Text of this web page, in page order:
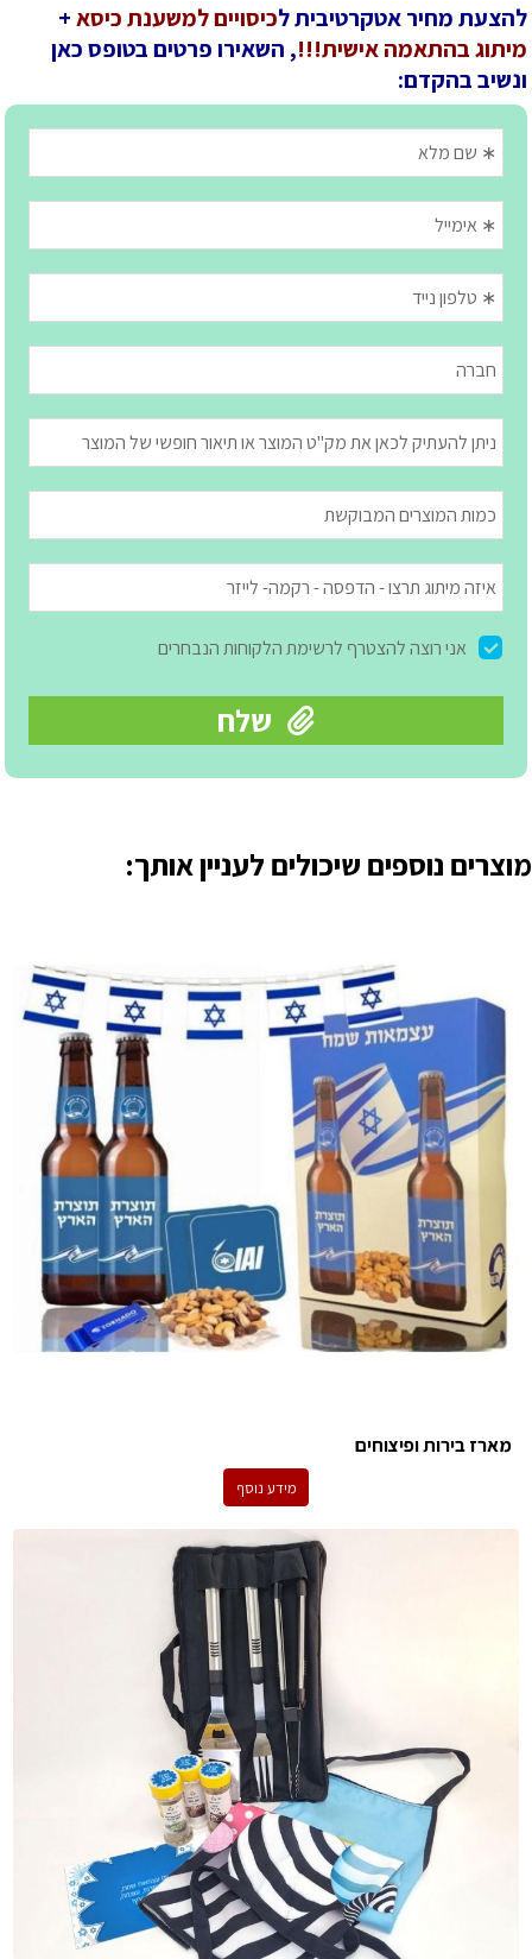
להצעת מחיר אטקרטיבית לכיסויים למשענת כיסא+
מיתוג בהתאמה אישית!!!, השאירו פרטים בטופס כאן
ונשיב בהקדם:
מוצרים נוספים שיכולים לעניין אותך:
מארז בירות ופיצוחים
מידע נוסף